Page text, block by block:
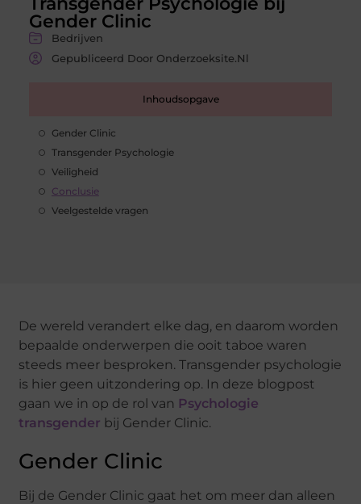
Gender Clinic
Bedrijven
Gepubliceerd Door Onderzoeksite.nl
Inhoudsopgave
Gender Clinic
Transgender Psychologie
Veiligheid
Conclusie
Veelgestelde vragen
De wereld verandert elke dag, en daarom worden
bepaalde onderwerpen die ooit taboe waren
steeds meer besproken. Transgender psychologie
is hier geen uitzondering op. In deze blogpost
gaan we in op de rol van Psychologie
transgender bij Gender Clinic.
Gender Clinic
Bij de Gender Clinic gaat het om meer dan alleen